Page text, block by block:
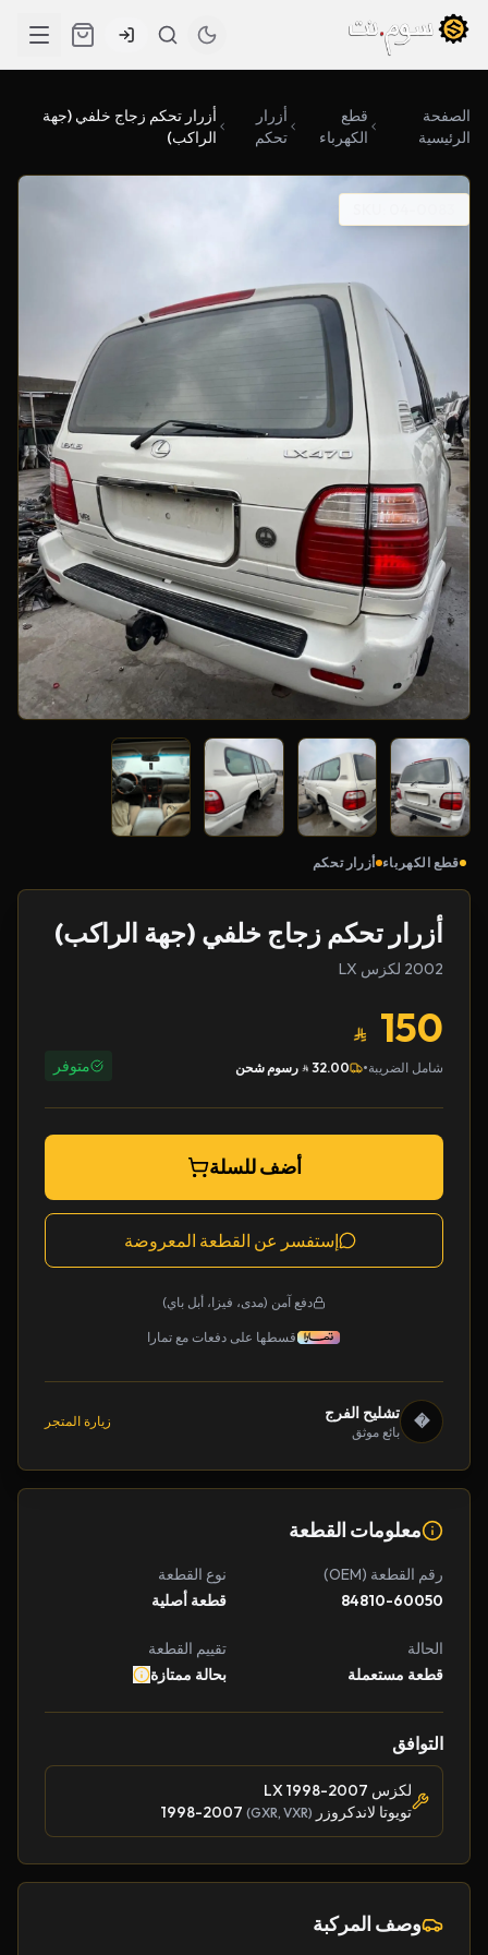
الصفحة
الرئيسية
قطع
الكهرباء
أزرار
تحكم
أزرار تحكم زجاج خلفي (جهة
الراكب)
قطع الكهرباء أزرار تحكم
أزرار تحكم زجاج خلفي (جهة الراكب)
2002 لكزس LX
150
شامل الضريبة•
32.00 رسوم شحن متوفر
أضف للسلة
إستفسر عن القطعة المعروضة
دفع آمن (مدى، فيزا، أبل باي)
قسطها على دفعات مع تمارا
� تشليح الفرج
بائع موثق
زيارة المتجر
معلومات القطعة
رقم القطعة (OEM)
84810-60050
نوع القطعة
قطعة أصلية
الحالة
قطعة مستعملة
تقييم القطعة
بحالة ممتازة
التوافق
لكزس LX 1998-2007
تويوتا لاندكروزر (GXR, VXR)
وصف المركبة